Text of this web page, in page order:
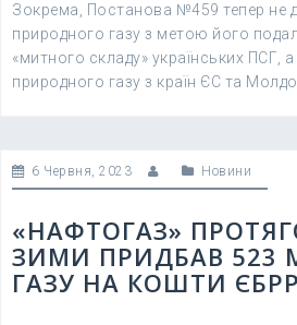
Зокрема, Постанова №459 тепер не
природного газу з метою його
«митного складу» українських ПСГ,
природного газу з країн ЄС та
6 Червня, 2023 Новини
«НАФТОГАЗ»
ЗИМИ ПРИДБАВ 523
ГАЗУ НА КОШТИ ЄБРР